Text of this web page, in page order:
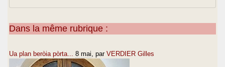
Dans la même rubrique :
Ua plan beròia pòrta... 8 mai , par VERDIER Gilles